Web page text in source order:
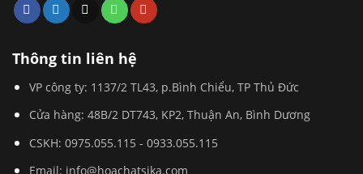
Thông tin liên hệ
VP công ty: 1137/2 TL43, p.Bình Chiểu, TP Thủ Đức
Cửa hàng: 48B/2 DT743, KP2, Thuận An, Bình Dương
CSKH: 0975.055.115 - 0933.055.115
Email: info@hoachatsika.com